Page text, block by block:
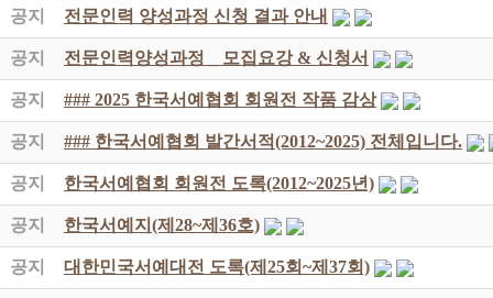
공지 전문인력 양성과정 신청 결과 안내
공지 전문인력양성과정 _ 모집요강 & 신청서
공지 ### 2025 한국서예협회 회원전 작품 감상
공지 ### 한국서예협회 발간서적(2012~2025) 전체입니다.
공지 한국서예협회 회원전 도록(2012~2025년)
공지 한국서예지(제28~제36호)
공지 대한민국서예대전 도록(제25회~제37회)